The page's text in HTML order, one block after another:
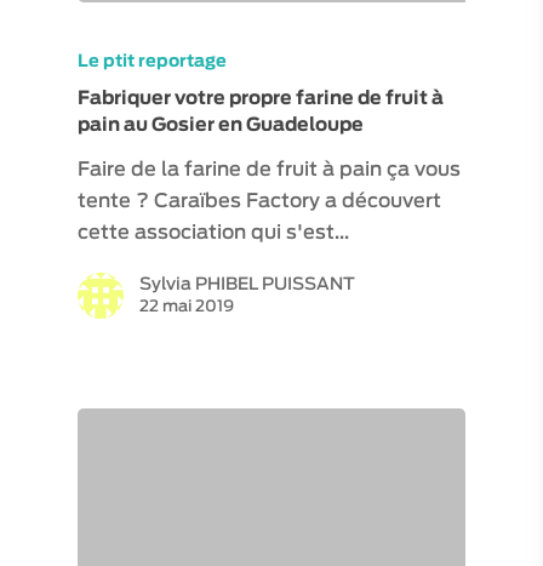
Le ptit reportage
Fabriquer votre propre farine de fruit à
pain au Gosier en Guadeloupe
Faire de la farine de fruit à pain ça vous
tente ? Caraïbes Factory a découvert
cette association qui s'est…
Sylvia PHIBEL PUISSANT
22 mai 2019